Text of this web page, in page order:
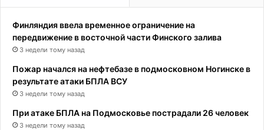
Финляндия ввела временное ограничение на
передвижение в восточной части Финского залива
3 недели тому назад
Пожар начался на нефтебазе в подмосковном Ногинске в
результате атаки БПЛА ВСУ
3 недели тому назад
При атаке БПЛА на Подмосковье пострадали 26 человек
3 недели тому назад